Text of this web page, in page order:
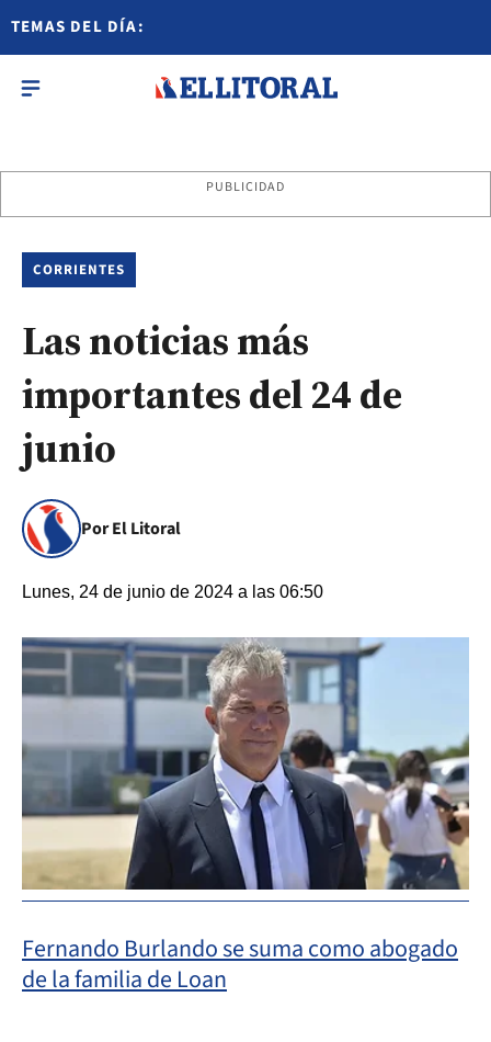
TEMAS DEL DÍA:
PUBLICIDAD
CORRIENTES
Las noticias más
importantes del 24 de
junio
Por El Litoral
Lunes, 24 de junio de 2024 a las 06:50
Fernando Burlando se suma como abogado
de la familia de Loan